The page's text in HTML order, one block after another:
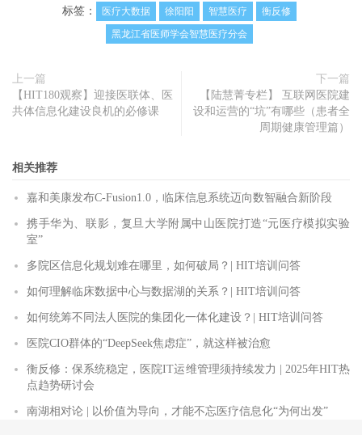
标签： 医疗大数据 徐阳阳 智慧医疗
衡反修
黑龙江省医师学会智慧医疗分会
上一篇
【HIT180观察】迎接医联体、医
共体信息化建设良机的必修课
下一篇
【陆慧菁专栏】 互联网医院建
设和运营的“坑”有哪些（患者全
周期健康管理篇）
相关推荐
嘉和美康发布C-Fusion1.0，临床信息系统迈向数智融合新阶段
携手华为、联影，复旦大学附属中山医院打造“元医疗模拟实验
室”
多院区信息化规划难在哪里，如何破局？| HIT培训问答
如何理解临床数据中心与数据湖的关系？| HIT培训问答
如何统筹不同法人医院的集团化一体化建设？| HIT培训问答
医院CIO群体的“DeepSeek焦虑症”，就这样被治愈
衡反修：保系统稳定，医院IT运维管理须持续发力 | 2025年HIT热
点趋势研讨会
南湖相对论 | 以价值为导向，才能不忘医疗信息化“为何出发”